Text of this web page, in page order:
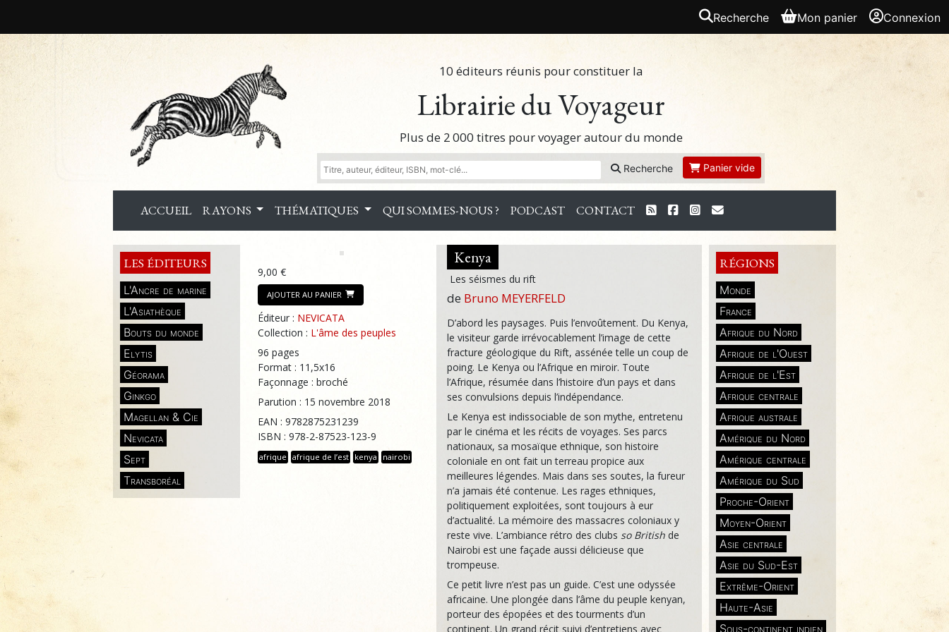
Recherche Mon panier Connexion
10 éditeurs réunis pour constituer la
Librairie du Voyageur
Plus de 2 000 titres pour voyager autour du monde
Recherche Panier vide
ACCUEIL RAYONS THÉMATIQUES QUI SOMMES-NOUS ? PODCAST CONTACT
LES ÉDITEURS
L'Ancre de marine
L'Asiathèque
Bouts du monde
Elytis
Géorama
Ginkgo
Magellan & Cie
Nevicata
Sept
Transboréal
RÉGIONS
Monde
France
Afrique du Nord
Afrique de l'Ouest
Afrique de l'Est
Afrique centrale
Afrique australe
Amérique du Nord
Amérique centrale
Amérique du Sud
Proche-Orient
Moyen-Orient
Asie centrale
Asie du Sud-Est
Extrême-Orient
Haute-Asie
Sous-continent indien
9,00 €
AJOUTER AU PANIER
Éditeur : NEVICATA
Collection : L'âme des peuples
96 pages
Format : 11,5x16
Façonnage : broché
Parution : 15 novembre 2018
EAN : 9782875231239
ISBN : 978-2-87523-123-9
afrique afrique de l’est kenya nairobi
Kenya
Les séismes du rift
de Bruno MEYERFELD
D’abord les paysages. Puis l’envoûtement. Du Kenya,
le visiteur garde irrévocablement l’image de cette
fracture géologique du Rift, assénée telle un coup de
poing. Le Kenya ou l’Afrique en miroir. Toute
l’Afrique, résumée dans l’histoire d’un pays et dans
ses convulsions depuis l’indépendance.
Le Kenya est indissociable de son mythe, entretenu
par le cinéma et les récits de voyages. Ses parcs
nationaux, sa mosaïque ethnique, son histoire
coloniale en ont fait un terreau propice aux
meilleures légendes. Mais dans ses soutes, la fureur
n’a jamais été contenue. Les rages ethniques,
politiquement exploitées, sont toujours à eur
d’actualité. La mémoire des massacres coloniaux y
reste vive. L’ambiance rétro des clubs so British de
Nairobi est une façade aussi délicieuse que
trompeuse.
Ce petit livre n’est pas un guide. C’est une odyssée
africaine. Une plongée dans l’âme du peuple kenyan,
porteur des épopées et des tourments d’un
continent. Un grand récit suivi d’entretiens avec